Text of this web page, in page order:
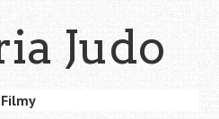
Judo
Filmy